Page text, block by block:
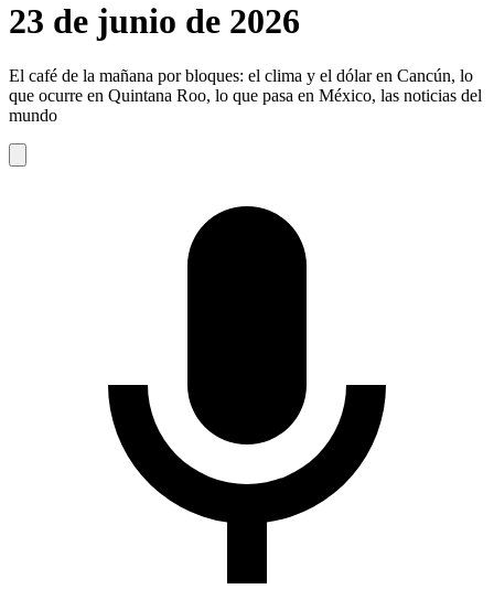
23 de junio de 2026
El café de la mañana por bloques: el clima y el dólar en Cancún, lo
que ocurre en Quintana Roo, lo que pasa en México, las noticias del
mundo